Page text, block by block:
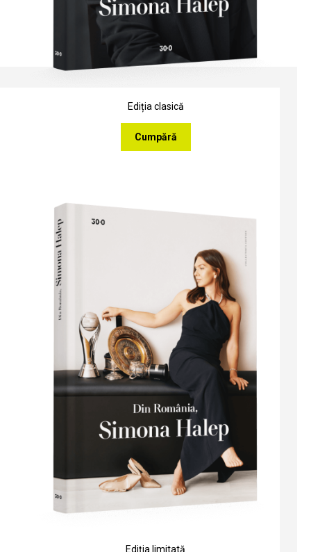
Ediția clasică
Cumpără
Ediția limitată